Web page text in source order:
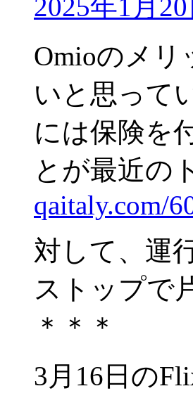
2025年1月
Omioのメ
いと思って
には保険を
とが最近の
qaitaly.com/
対して、運
ストップで
＊＊＊
3月16日の